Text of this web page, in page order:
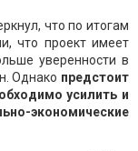
что по итогам
что проект имеет
уверенности в
Однако предстоит
усилить и
экономические